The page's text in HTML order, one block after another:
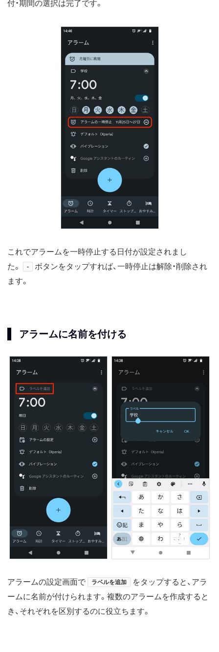
付・期間の選択は完了です。
これでアラームを一時停止する日付が設定されまし
た。
-
ボタンをタップすれば、一時停止は解除・削除され
ます。
アラームに名前を付ける
アラームの設定画面で ラベルを追加
をタップすると、アラ
ームに名前が付けられます。複数のアラームを作成すると
き、それぞれを区別するのに役立ちます。